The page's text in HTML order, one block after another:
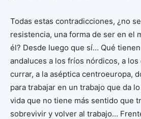
Todas estas contradicciones, ¿no
resistencia, una forma de ser en el
él? Desde luego que sí… Qué
andaluces a los fríos nórdicos, a
currar, a la aséptica centroeuropa,
para trabajar en un trabajo que da
vida que no tiene más sentido que
sobrevivir y volver al trabajo…